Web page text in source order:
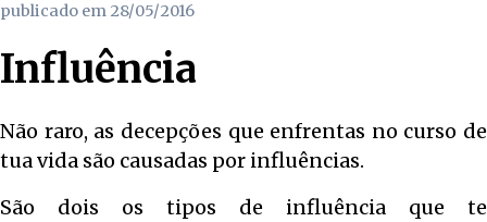
publicado em 28/05/2016
Influência
Não raro, as decepções que enfrentas no curso de
tua vida são causadas por influências.
São dois os tipos de influência que te